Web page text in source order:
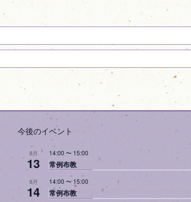
今後のイベント
8月
13
14:00 〜 15:00
常例布教
8月
14
14:00 〜 15:00
常例布教